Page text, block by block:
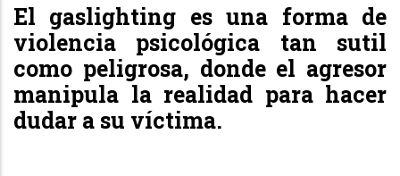
El gaslighting es una forma de
violencia psicológica tan sutil
como peligrosa, donde el agresor
manipula la realidad para hacer
dudar a su víctima.